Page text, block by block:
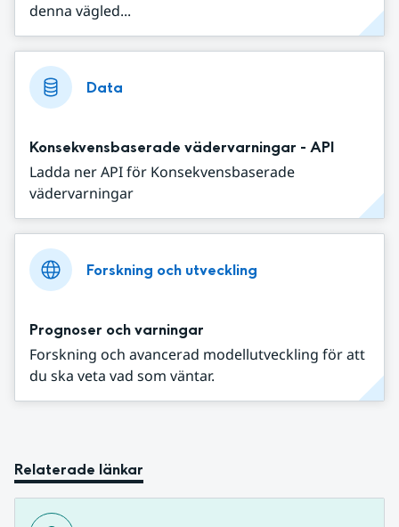
denna vägled...
Data
Konsekvensbaserade vädervarningar - API
Ladda ner API för Konsekvensbaserade
vädervarningar
Forskning och utveckling
Prognoser och varningar
Forskning och avancerad modellutveckling för att
du ska veta vad som väntar.
Relaterade länkar